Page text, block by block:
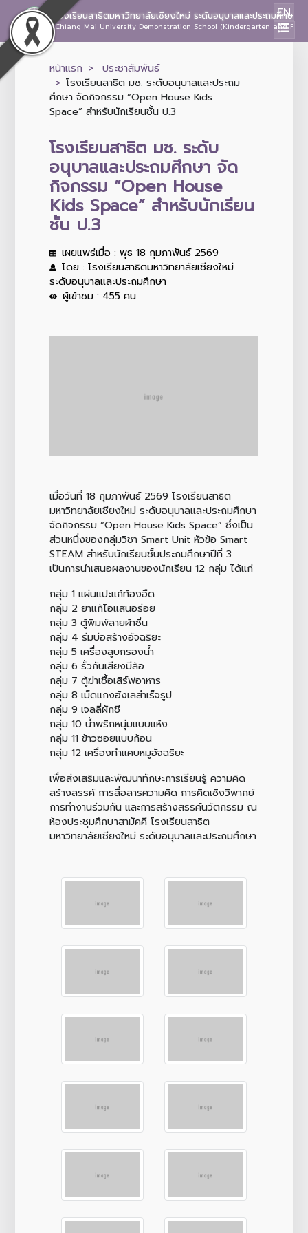
โรงเรียนสาธิตมหาวิทยาลัยเชียงใหม่ ระดับอนุบาลและประถมศึกษา
Chiang Mai University Demonstration School (Kindergarten and
EN
หน้าแรก
ประชาสัมพันธ์
โรงเรียนสาธิต มช. ระดับอนุบาลและประถม
ศึกษา จัดกิจกรรม “Open House Kids
Space” สำหรับนักเรียนชั้น ป.3
โรงเรียนสาธิต มช. ระดับ
อนุบาลและประถมศึกษา จัด
กิจกรรม “Open House
Kids Space” สำหรับนักเรียน
ชั้น ป.3
เผยแพร่เมื่อ : พุธ 18 กุมภาพันธ์ 2569
โดย : โรงเรียนสาธิตมหาวิทยาลัยเชียงใหม่
ระดับอนุบาลและประถมศึกษา
ผู้เข้าชม : 455 คน
เมื่อวันที่ 18 กุมภาพันธ์ 2569 โรงเรียนสาธิต
มหาวิทยาลัยเชียงใหม่ ระดับอนุบาลและประถมศึกษา
จัดกิจกรรม “Open House Kids Space” ซึ่งเป็น
ส่วนหนึ่งของกลุ่มวิชา Smart Unit หัวข้อ Smart
STEAM สำหรับนักเรียนชั้นประถมศึกษาปีที่ 3
เป็นการนำเสนอผลงานของนักเรียน 12 กลุ่ม ได้แก่
กลุ่ม 1 แผ่นแปะแก้ท้องอืด
กลุ่ม 2 ยาแก้ไอแสนอร่อย
กลุ่ม 3 ตู้พิมพ์ลายผ้าซิ่น
กลุ่ม 4 ร่มบ่อสร้างอัจฉริยะ
กลุ่ม 5 เครื่องสูบกรองน้ำ
กลุ่ม 6 รั้วกันเสียงมีล้อ
กลุ่ม 7 ตู้ฆ่าเชื้อเสิร์ฟอาหาร
กลุ่ม 8 เม็ดแกงฮังเลสำเร็จรูป
กลุ่ม 9 เจลลี่ผักชี
กลุ่ม 10 น้ำพริกหนุ่มแบบแห้ง
กลุ่ม 11 ข้าวซอยแบบก้อน
กลุ่ม 12 เครื่องทำแคบหมูอัจฉริยะ
เพื่อส่งเสริมและพัฒนาทักษะการเรียนรู้ ความคิด
สร้างสรรค์ การสื่อสารความคิด การคิดเชิงวิพากย์
การทำงานร่วมกัน และการสร้างสรรค์นวัตกรรม ณ
ห้องประชุมศึกษาสามัคคี โรงเรียนสาธิต
มหาวิทยาลัยเชียงใหม่ ระดับอนุบาลและประถมศึกษา